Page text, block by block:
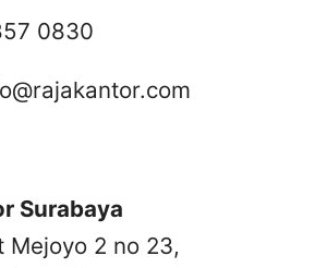
0830
Surabaya
Mejoyo 2 no 23,